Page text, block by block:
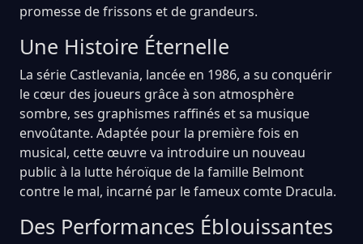
promesse de frissons et de grandeurs.
Une Histoire Éternelle
La série Castlevania, lancée en 1986, a su conquérir
le cœur des joueurs grâce à son atmosphère
sombre, ses graphismes raffinés et sa musique
envoûtante. Adaptée pour la première fois en
musical, cette œuvre va introduire un nouveau
public à la lutte héroïque de la famille Belmont
contre le mal, incarné par le fameux comte Dracula.
Des Performances Éblouissantes